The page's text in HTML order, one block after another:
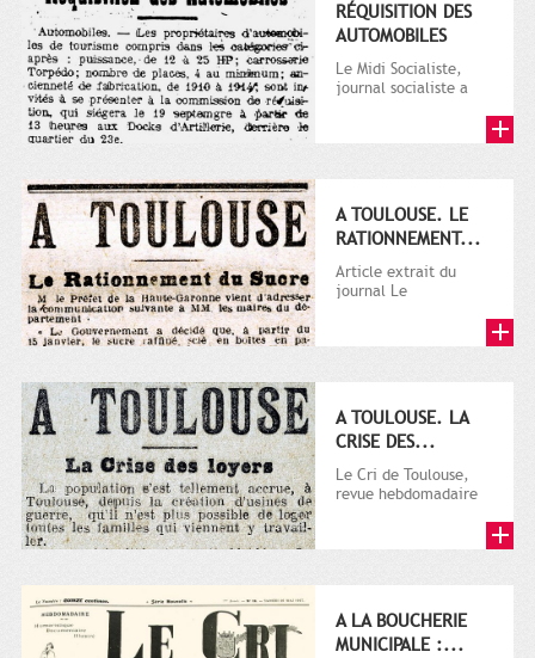
RÉQUISITION DES
AUTOMOBILES
Le Midi Socialiste,
journal socialiste a
A TOULOUSE. LE
RATIONNEMENT...
Article extrait du
journal Le
A TOULOUSE. LA
CRISE DES...
Le Cri de Toulouse,
revue hebdomadaire
A LA BOUCHERIE
MUNICIPALE :...